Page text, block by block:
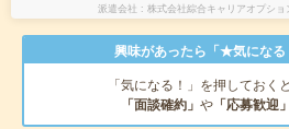
派遣会社 株式会社綜合キャリアオプシ
興味があったら「★気になる
「気になる！」を押しておく
「面談確約」 や 「応募歓迎」